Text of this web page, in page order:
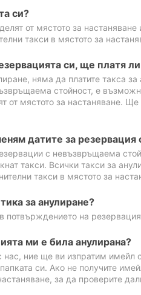
си?
от мястото за
такси в мястото за
си, ще платя ли
няма да платите такса
стойност, е
от мястото за настаняване.
датите за
с невъзвръщаема
такси. Всички такси за
такси в мястото за
за анулиране?
на
ми е била анулирана?
нас, ние ще ви изпратим имейл
си. Ако не получите
за да проверите